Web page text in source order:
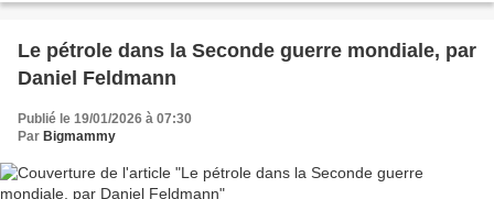
Le pétrole dans la Seconde guerre mondiale, par
Daniel Feldmann
Publié le 19/01/2026 à 07:30
Par Bigmammy